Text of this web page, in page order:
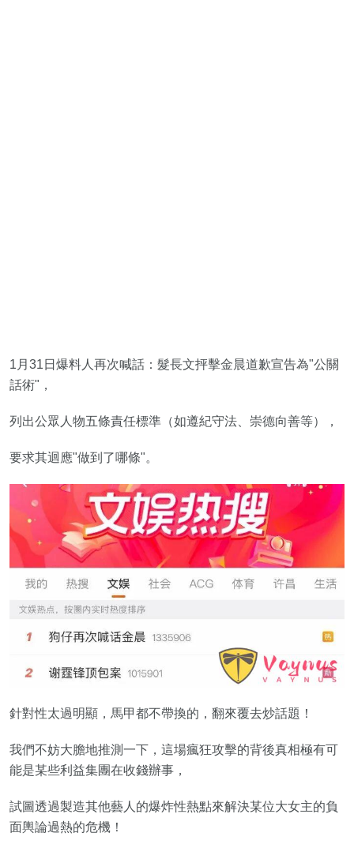
1月31日爆料人再次喊話：髮長文抨擊金晨道歉宣告為"公關
話術"，
列出公眾人物五條責任標準（如遵紀守法、崇德向善等），
要求其迴應"做到了哪條"。
針對性太過明顯，馬甲都不帶換的，翻來覆去炒話題！
我們不妨大膽地推測一下，這場瘋狂攻擊的背後真相極有可
能是某些利益集團在收錢辦事，
試圖透過製造其他藝人的爆炸性熱點來解決某位大女主的負
面輿論過熱的危機！